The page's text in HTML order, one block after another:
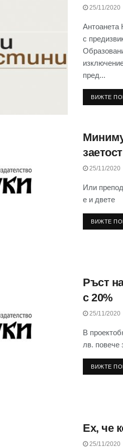
25/11/2020
с
пред...
ВИЖТЕ
25/11/2020
Или
е и двете
ВИЖТЕ
Ръст
с 20%
25/11/2020
В
лв. повече
ВИЖТЕ
Ех, че
25/11/2020